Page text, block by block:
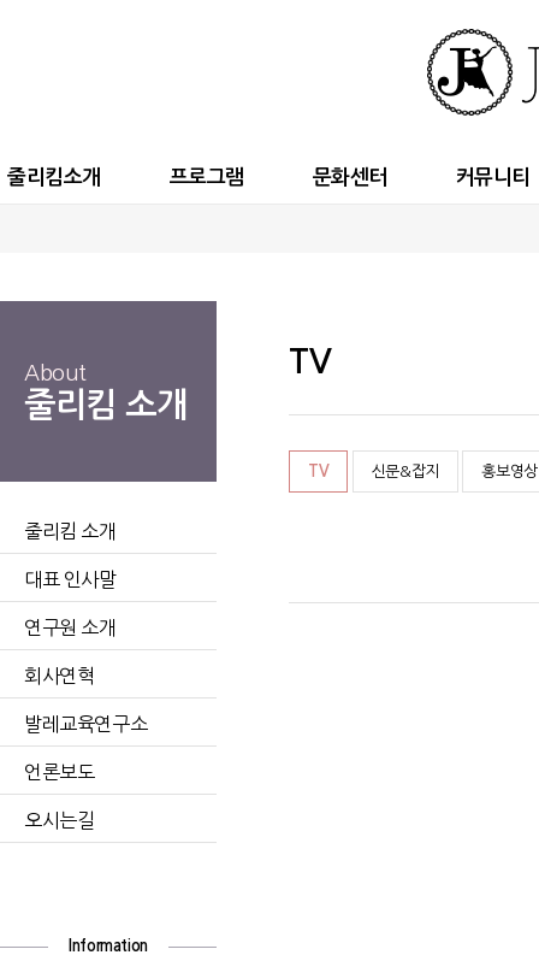
줄리킴소개 프로그램 문화센터 커뮤니티
About
줄리킴 소개
줄리킴 소개
대표 인사말
연구원 소개
회사연혁
발레교육연구소
언론보도
오시는길
Information
TV
TV 신문&잡지 홍보영상